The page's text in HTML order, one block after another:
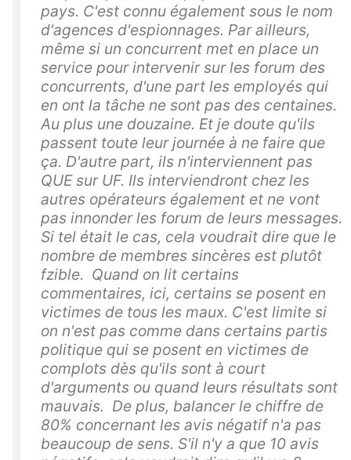
pays. C'est connu également sous le nom
d'agences d'espionnages. Par ailleurs,
même si un concurrent met en place un
service pour intervenir sur les forum des
concurrents, d'une part les employés qui
en ont la tâche ne sont pas des centaines.
Au plus une douzaine. Et je doute qu'ils
passent toute leur journée à ne faire que
ça. D'autre part, ils n'interviennent pas
QUE sur UF. Ils interviendront chez les
autres opérateurs également et ne vont
pas innonder les forum de leurs messages.
Si tel était le cas, cela voudrait dire que le
nombre de membres sincères est plutôt
fzible. Quand on lit certains
commentaires, ici, certains se posent en
victimes de tous les maux. C'est limite si
on n'est pas comme dans certains partis
politique qui se posent en victimes de
complots dès qu'ils sont à court
d'arguments ou quand leurs résultats sont
mauvais. De plus, balancer le chiffre de
80% concernant les avis négatif n'a pas
beaucoup de sens. S'il n'y a que 10 avis